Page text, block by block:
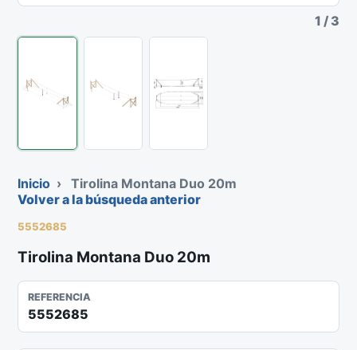
1 / 3
Inicio ›
Tirolina Montana Duo 20m
Volver a la búsqueda anterior
5552685
Tirolina Montana Duo 20m
REFERENCIA
5552685